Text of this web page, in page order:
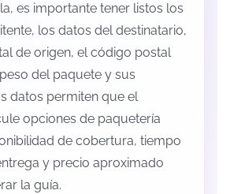
es importante tener listos los
los datos del destinatario,
de origen, el código postal
del paquete y sus
datos permiten que el
opciones de paquetería
de cobertura, tiempo
y precio aproximado
la guía.